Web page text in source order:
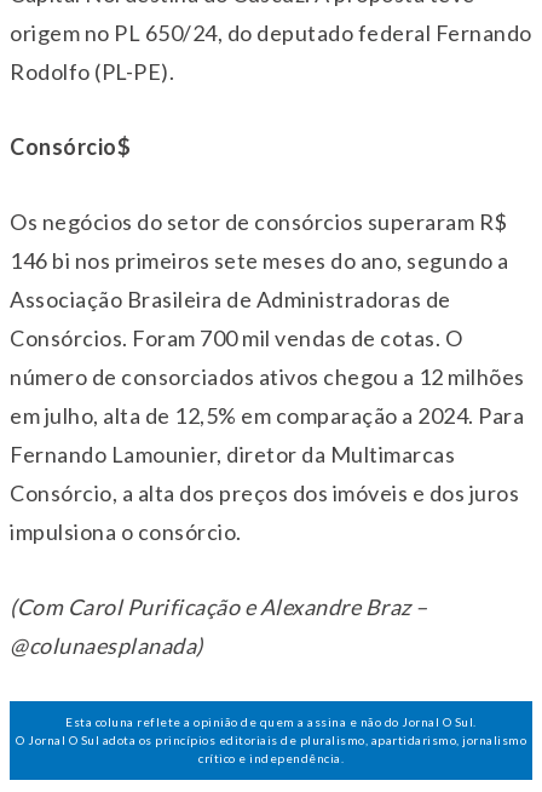
origem no PL 650/24, do deputado federal Fernando
Rodolfo (PL-PE).
Consórcio$
Os negócios do setor de consórcios superaram R$
146 bi nos primeiros sete meses do ano, segundo a
Associação Brasileira de Administradoras de
Consórcios. Foram 700 mil vendas de cotas. O
número de consorciados ativos chegou a 12 milhões
em julho, alta de 12,5% em comparação a 2024. Para
Fernando Lamounier, diretor da Multimarcas
Consórcio, a alta dos preços dos imóveis e dos juros
impulsiona o consórcio.
(Com Carol Purificação e Alexandre Braz –
@colunaesplanada)
Esta coluna reflete a opinião de quem a assina e não do Jornal O Sul.
O Jornal O Sul adota os princípios editoriais de pluralismo, apartidarismo, jornalismo
crítico e independência.